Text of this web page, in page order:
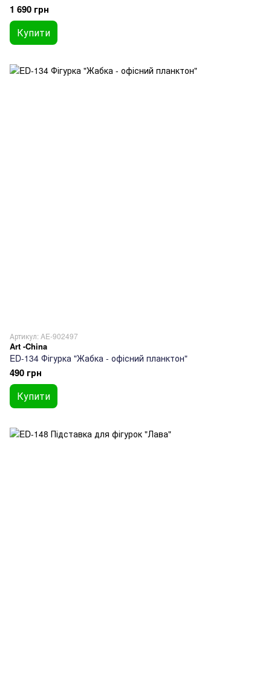
1 690 грн
Купити
Артикул: AE-902497
Art -China
ED-134 Фігурка "Жабка - офісний планктон"
490 грн
Купити